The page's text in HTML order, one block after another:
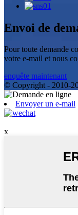
Envoi de
Pour toute demande
votre e-mail et nous
enquête maintenant
© Copyright - 2010-
Envoyer un e-mail
x